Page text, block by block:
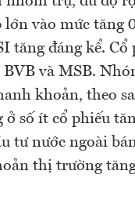
vào mức tăng
tăng đáng kể. Cổ
và MSB.
khoản, theo
ở số ít cổ phiếu
tư nước ngoài
thị trường